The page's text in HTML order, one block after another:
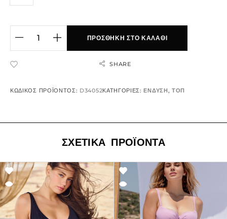
ΠΡΟΣΘΉΚΗ ΣΤΟ ΚΑΛΆΘΙ
SHARE
ΚΩΔΙΚΌΣ ΠΡΟΪΌΝΤΟΣ: D34052ΚΑΤΗΓΟΡΊΕΣ:ΕΝΔΥΣΗ, ΤΟΠ
ΣΧΕΤΙΚΆ ΠΡΟΪΌΝΤΑ